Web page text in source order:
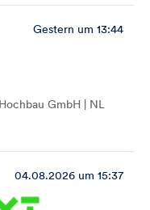
Gestern um 13:44
GmbH | NL
04.08.2026 um 15:37